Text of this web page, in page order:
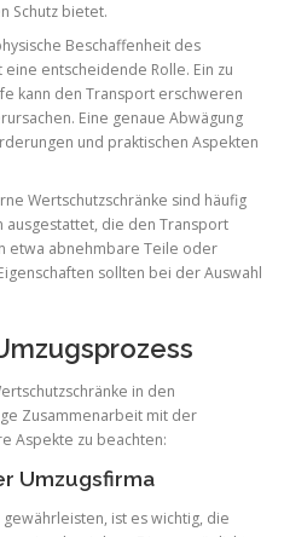
Schutz bietet.
Beschaffenheit des
entscheidende Rolle. Ein zu
kann den Transport erschweren
Eine genaue Abwägung
und praktischen Aspekten
Wertschutzschränke sind häufig
ausgestattet, die den Transport
etwa abnehmbare Teile oder
sollten bei der Auswahl
in den
Zusammenarbeit mit der
Aspekte zu beachten:
Umzugsfirma
ist es wichtig, die